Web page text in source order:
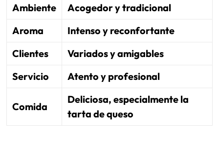
en ese momento, rodeado de gente charlando y
parada para mí; sería un lugar donde podía volver a
española.
Experiencia Personal
Acogedor y tradicional